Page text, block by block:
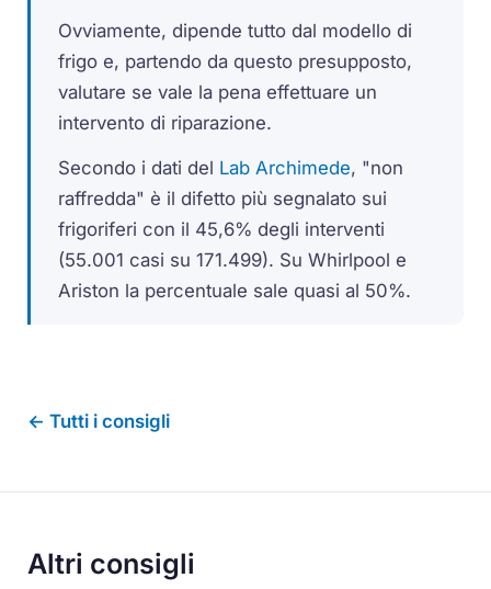
Ovviamente, dipende tutto dal modello di
frigo e, partendo da questo presupposto,
valutare se vale la pena effettuare un
intervento di riparazione.
Secondo i dati del Lab Archimede, "non
raffredda" è il difetto più segnalato sui
frigoriferi con il 45,6% degli interventi
(55.001 casi su 171.499). Su Whirlpool e
Ariston la percentuale sale quasi al 50%.
← Tutti i consigli
Altri consigli